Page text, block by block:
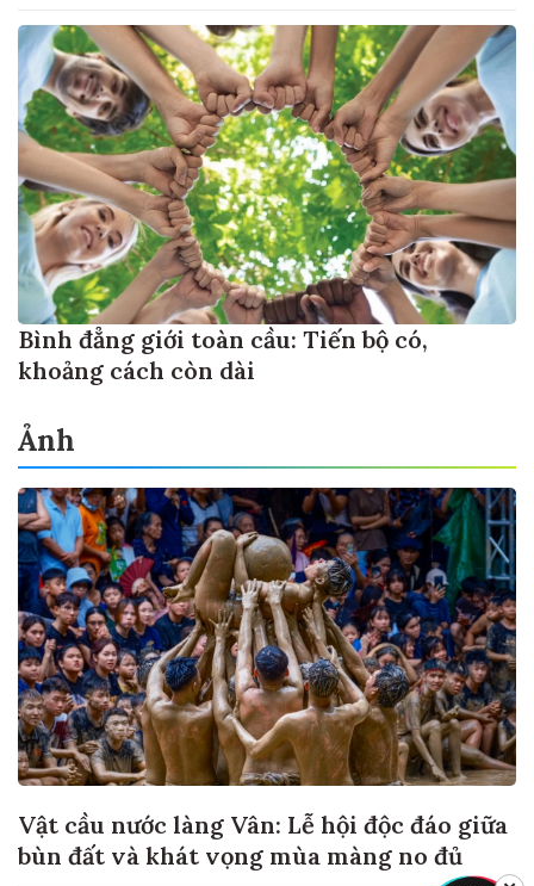
Bình đẳng giới toàn cầu: Tiến bộ có,
khoảng cách còn dài
Ảnh
Vật cầu nước làng Vân: Lễ hội độc đáo giữa
bùn đất và khát vọng mùa màng no đủ